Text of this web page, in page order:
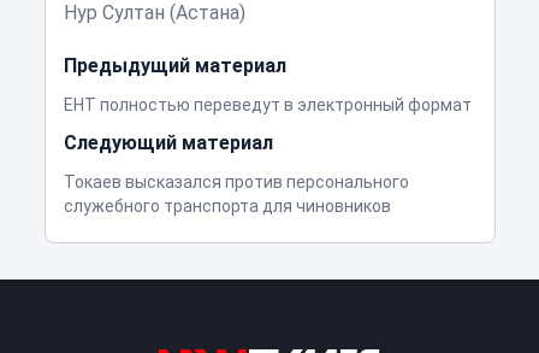
Нур Султан (Астана)
Предыдущий материал
ЕНТ полностью переведут в электронный формат
Следующий материал
Токаев высказался против персонального
служебного транспорта для чиновников